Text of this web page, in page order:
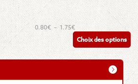
0.80€ – 1.75€Plage
de
prix :
0.80€
à
1.75€
Choix des options
Ce
produit
a
plusieurs